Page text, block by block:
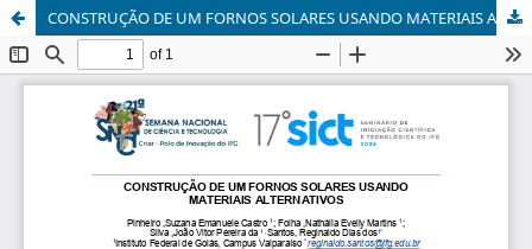
CONSTRUÇÃO DE UM FORNOS SOLARES USANDO MATERIAIS ALTERNATIVOS